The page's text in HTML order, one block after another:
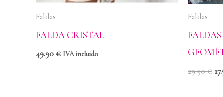
Faldas
FALDA CRISTAL
49.90€ IVA incluido
Faldas
29.90€